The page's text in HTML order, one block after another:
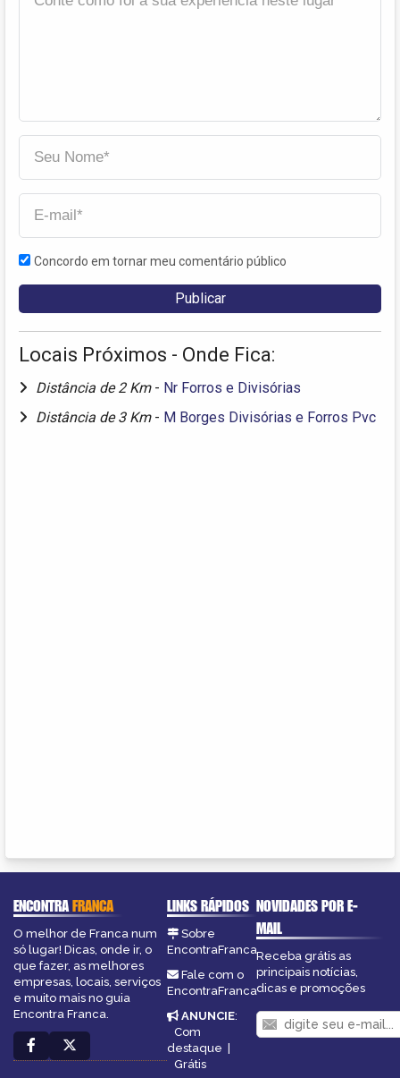
Concordo em tornar meu comentário público
Locais Próximos - Onde Fica:
Distância de 2 Km - Nr Forros e Divisórias
Distância de 3 Km - M Borges Divisórias e Forros Pvc
ENCONTRAFRANCA
O melhor de Franca num
só lugar! Dicas, onde ir, o
que fazer, as melhores
empresas, locais, serviços
e muito mais no guia
Encontra Franca.
LINKS RÁPIDOS
Sobre
EncontraFranca
Fale com o
EncontraFranca
ANUNCIE:
Com
destaque |
Grátis
NOVIDADES POR E-
MAIL
Receba grátis as
principais notícias,
dicas e promoções